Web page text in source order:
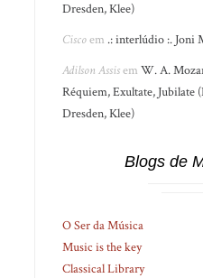
Dresden, Klee)
Ciscoem .: interlúdio :. Joni
Adilson AssisemW. A.
Réquiem, Exultate, Jubilate
Dresden, Klee)
Blogs de
O Ser da Música
Music is the key
Classical Library